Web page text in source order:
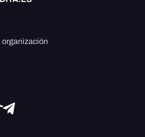
organización